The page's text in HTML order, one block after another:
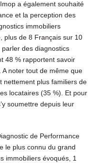
a également souhaité
et la perception des
immobiliers
plus de 8 Français sur 10
des diagnostics
48 % rapportent savoir
A noter tout de même que
nettement plus familiers de
locataires (35 %). Et pour
soumettre depuis leur
de Performance
le plus connu du grand
immobiliers évoqués, 1